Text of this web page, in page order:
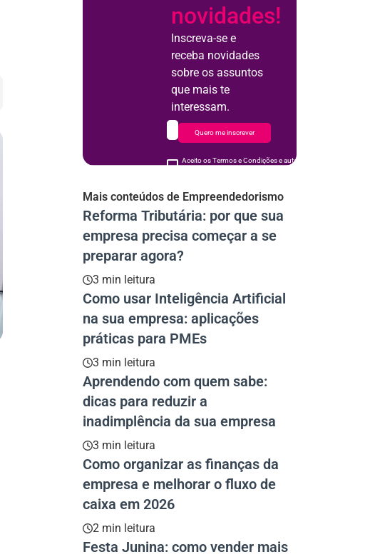
novidades!
Inscreva-se e
receba novidades
sobre os assuntos
que mais te
interessam.
Aceito os Termos e Condições e autorizo o uso de meus
Quero me inscrever
Mais conteúdos de Empreendedorismo
Reforma Tributária: por que sua
empresa precisa começar a se
preparar agora?
3 min leitura
Como usar Inteligência Artificial
na sua empresa: aplicações
práticas para PMEs
3 min leitura
Aprendendo com quem sabe:
dicas para reduzir a
inadimplência da sua empresa
3 min leitura
Como organizar as finanças da
empresa e melhorar o fluxo de
caixa em 2026
2 min leitura
Festa Junina: como vender mais